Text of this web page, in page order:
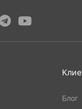
Блог